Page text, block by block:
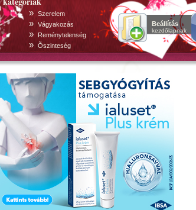
» Szerelem
» Vágyakozás
» Reménytelenség
» Õszinteség
Beállítás
kezdőlapnak